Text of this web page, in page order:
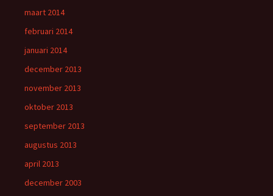
maart 2014
februari 2014
januari 2014
december 2013
november 2013
oktober 2013
september 2013
augustus 2013
april 2013
december 2003